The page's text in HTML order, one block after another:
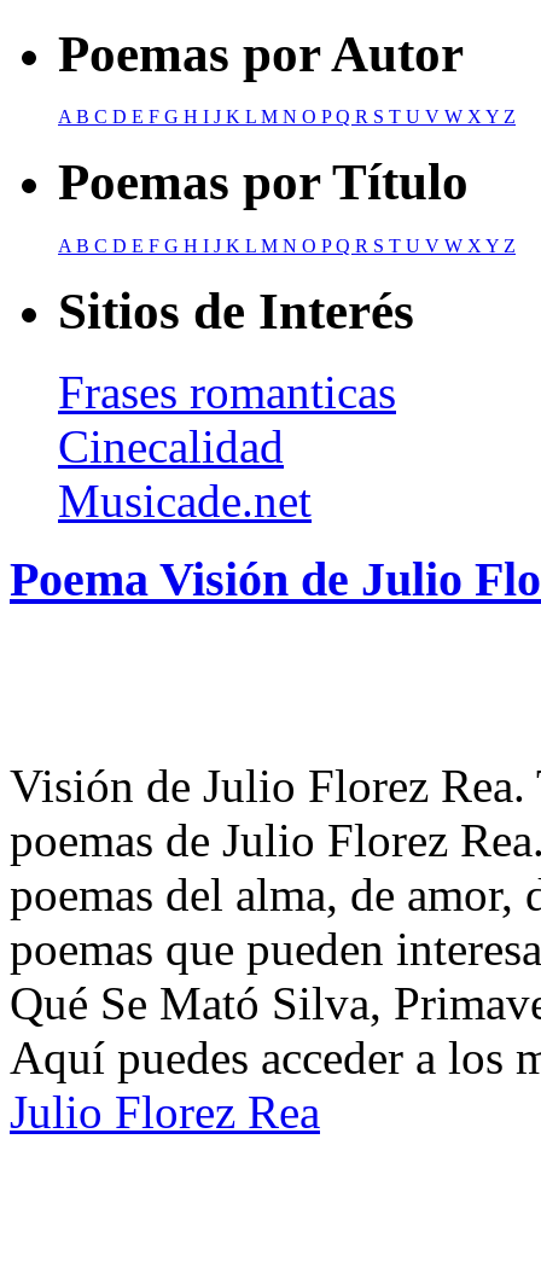
Poemas por Autor
AB C D E F G H I J K L M N O PQ R S T U V W XY Z
Poemas por Título
A B C D E F G H I J K L M N O PQ R S T U V W X Y Z
Sitios de Interés
Frases romanticas
Cinecalidad
Musicade.net
Poema Visión de Julio
Visión de Julio Florez
poemas de Julio Florez
poemas del alma, de
poemas que pueden
Qué Se Mató Silva,
Aquí puedes acceder a los
Julio Florez Rea